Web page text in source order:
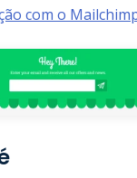
com o